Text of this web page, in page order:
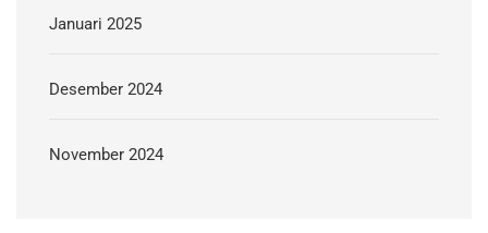
Januari 2025
Desember 2024
November 2024